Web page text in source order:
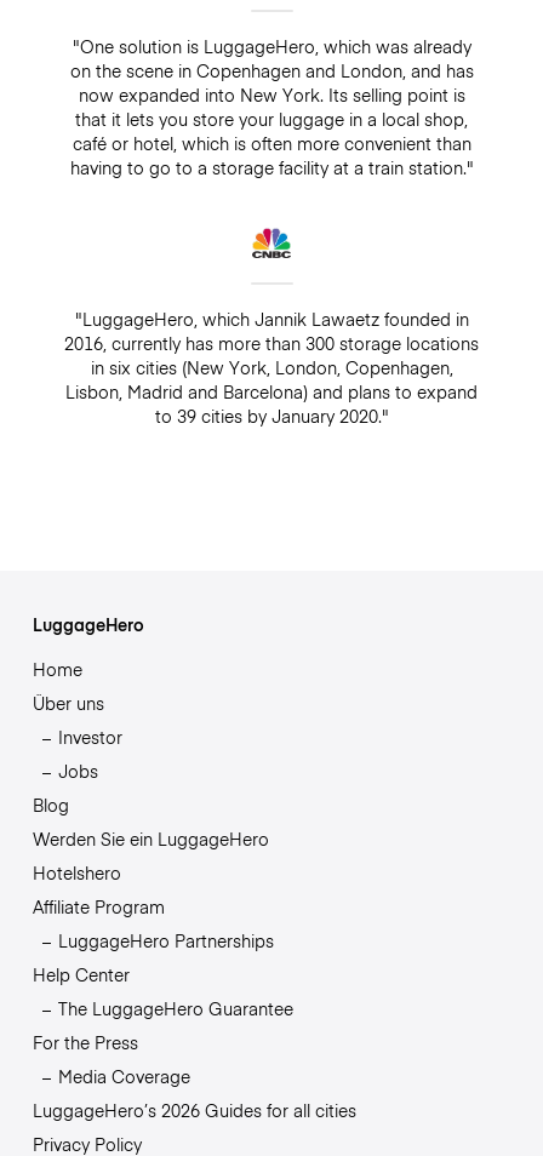
"One solution is LuggageHero, which was already
on the scene in Copenhagen and London, and has
now expanded into New York. Its selling point is
that it lets you store your luggage in a local shop,
café or hotel, which is often more convenient than
having to go to a storage facility at a train station."
"LuggageHero, which Jannik Lawaetz founded in
2016, currently has more than 300 storage locations
in six cities (New York, London, Copenhagen,
Lisbon, Madrid and Barcelona) and plans to expand
to 39 cities by January 2020."
LuggageHero
Home
Über uns
Investor
Jobs
Blog
Werden Sie ein LuggageHero
Hotelshero
Affiliate Program
LuggageHero Partnerships
Help Center
The LuggageHero Guarantee
For the Press
Media Coverage
LuggageHero’s 2026 Guides for all cities
Privacy Policy